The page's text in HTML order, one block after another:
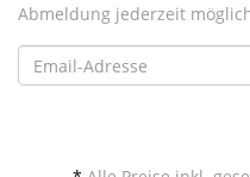
Abmeldung jederzeit
Email-
Adresse